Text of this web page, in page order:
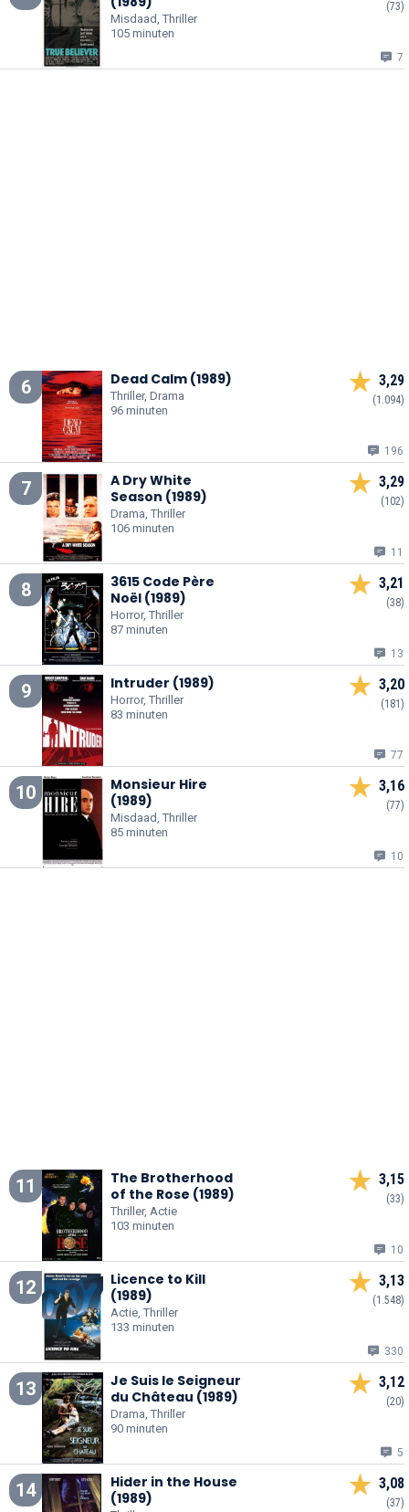
Misdaad, Thriller
105 minuten
(73)
7
6 Dead Calm (1989)
Thriller, Drama
96 minuten
3,29
(1.094)
196
7
A Dry White
Season (1989)
Drama, Thriller
106 minuten
3,29
(102)
11
8
3615 Code Père
Noël (1989)
Horror, Thriller
87 minuten
3,21
(38)
13
9 Intruder (1989)
Horror, Thriller
83 minuten
3,20
(181)
77
10
Monsieur Hire
(1989)
Misdaad, Thriller
85 minuten
3,16
(77)
10
11
The Brotherhood
of the Rose (1989)
Thriller, Actie
103 minuten
3,15
(33)
10
12
Licence to Kill
(1989)
Actie, Thriller
133 minuten
3,13
(1.548)
330
13
Je Suis le Seigneur
du Château (1989)
Drama, Thriller
90 minuten
3,12
(20)
5
14
Hider in the House
(1989)
3,08
(37)